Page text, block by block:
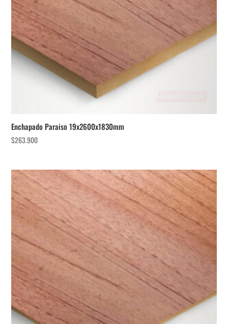
Enchapado Paraiso 19x2600x1830mm
$263.900